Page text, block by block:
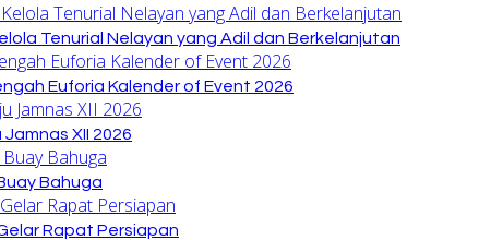
Tenurial Nelayan yang Adil dan Berkelanjutan
Euforia Kalender of Event 2026
XII 2026
Bahuga
Rapat Persiapan